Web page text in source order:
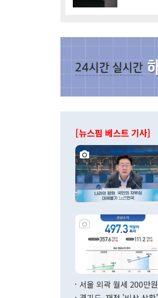
[뉴스핌 베스트 기사]
서울 외곽 월세 200만원